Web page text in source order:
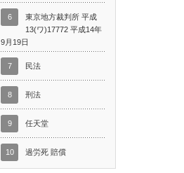
6
東京地方裁判所 平成
13(ワ)17772 平成14年
9月19日
7 民法
8 刑法
9 任天堂
10 過労死 賠償